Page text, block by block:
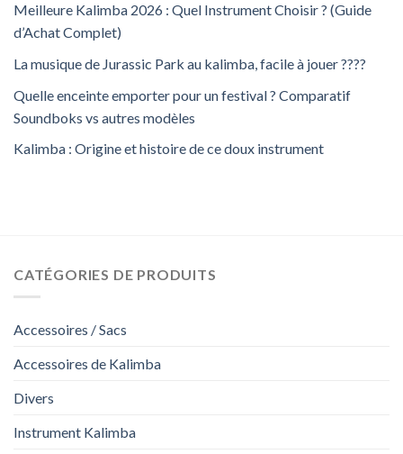
Meilleure Kalimba 2026 : Quel Instrument Choisir ? (Guide
d’Achat Complet)
La musique de Jurassic Park au kalimba, facile à jouer ????
Quelle enceinte emporter pour un festival ? Comparatif
Soundboks vs autres modèles
Kalimba : Origine et histoire de ce doux instrument
CATÉGORIES DE PRODUITS
Accessoires / Sacs
Accessoires de Kalimba
Divers
Instrument Kalimba